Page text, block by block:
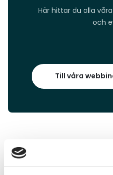
Här hittar du alla
och
Till våra
Aktuella nyheter